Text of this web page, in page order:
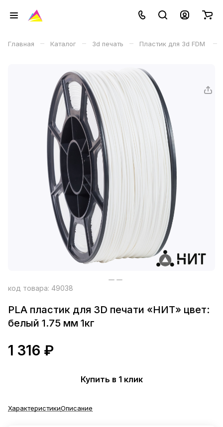
Главная – Каталог – 3d печать – Пластик для 3d FDM –
код товара: 49038
PLA пластик для 3D печати «НИТ» цвет:
белый 1.75 мм 1кг
1 316 ₽
Купить в 1 клик
ХарактеристикиОписание